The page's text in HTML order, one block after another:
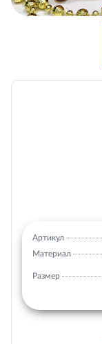
Артикул
Материал
Размер